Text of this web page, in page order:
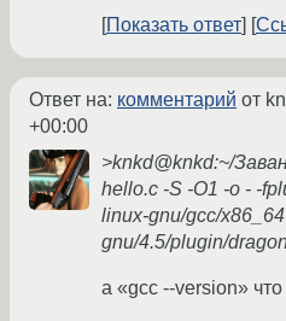
Показать ответ
Ответ на: комментарий от
+00:00
>knkd@knkd:~/
hello.c -S -O1 -o - -
linux-gnu/gcc/
gnu/4.5/plugin/
а «gcc --version» что